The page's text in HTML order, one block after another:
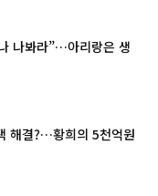
나봐라”…아리랑은 생
해결?…황희의 5천억원